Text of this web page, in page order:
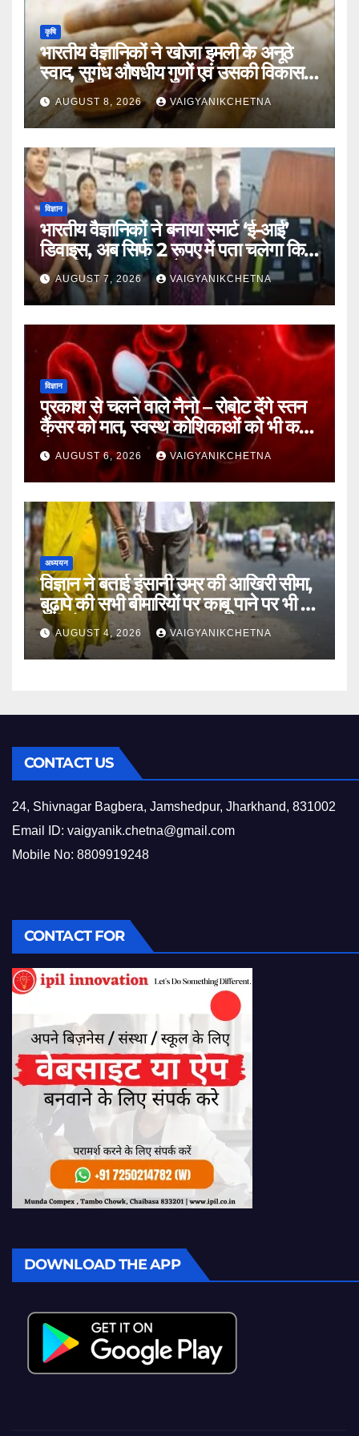
कृषि
भारतीय वैज्ञानिकों ने खोजा इमली के अनूठे
स्वाद, सुगंध औषधीय गुणों एवं उसकी विकास
यात्रा का राज
AUGUST 8, 2026 VAIGYANIKCHETNA
विज्ञान
भारतीय वैज्ञानिकों ने बनाया स्मार्ट ‘ई-आई’
डिवाइस, अब सिर्फ 2 रूपए में पता चलेगा कि
पानी कितना जहरीला है।
AUGUST 7, 2026 VAIGYANIKCHETNA
विज्ञान
प्रकाश से चलने वाले नैनो – रोबोट देंगे स्तन
कैंसर को मात, स्वस्थ कोशिकाओं को भी कम
होगा नुकसान
AUGUST 6, 2026 VAIGYANIKCHETNA
अध्ययन
विज्ञान ने बताई इंसानी उम्र की आखिरी सीमा,
बुढ़ापे की सभी बीमारियों पर काबू पाने पर भी वह
नहीं होगा ‘अमर’
AUGUST 4, 2026 VAIGYANIKCHETNA
CONTACT US
24, Shivnagar Bagbera, Jamshedpur, Jharkhand, 831002
Email ID: vaigyanik.chetna@gmail.com
Mobile No: 8809919248
CONTACT FOR
DOWNLOAD THE APP